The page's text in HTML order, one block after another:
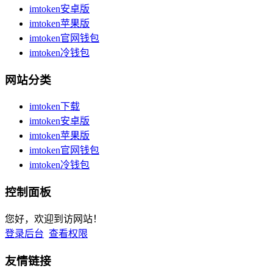
imtoken安卓版
imtoken苹果版
imtoken官网钱包
imtoken冷钱包
网站分类
imtoken下载
imtoken安卓版
imtoken苹果版
imtoken官网钱包
imtoken冷钱包
控制面板
您好，欢迎到访网站！
登录后台 查看权限
友情链接